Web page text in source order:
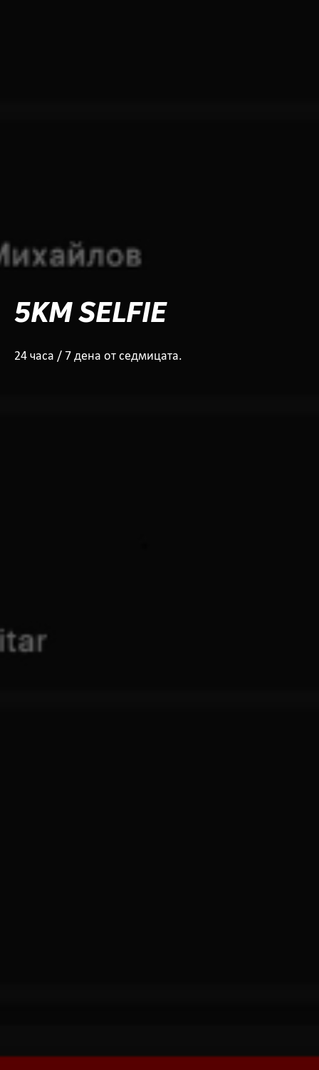
5KM SELFIE
24 часа / 7 дена от седмицата.